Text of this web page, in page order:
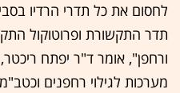
לחסום את כל תדרי הרדיו
תדר התקשורת ופרוטוקול
מערכות לגילוי רחפנים